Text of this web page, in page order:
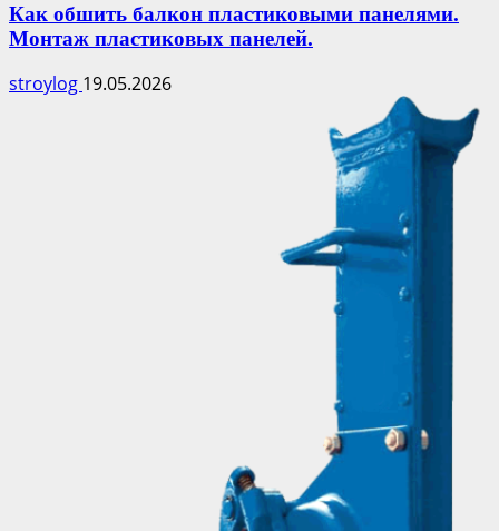
Как обшить балкон пластиковыми панелями.
Монтаж пластиковых панелей.
stroylog 19.05.2026